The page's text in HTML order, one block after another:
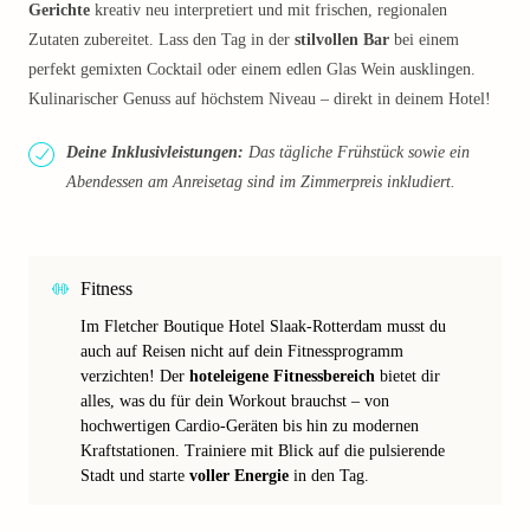
Gerichte kreativ neu interpretiert und mit frischen, regionalen
Zutaten zubereitet. Lass den Tag in der stilvollen Bar bei einem
perfekt gemixten Cocktail oder einem edlen Glas Wein ausklingen.
Kulinarischer Genuss auf höchstem Niveau – direkt in deinem Hotel!
Deine Inklusivleistungen: Das tägliche Frühstück sowie ein
Abendessen am Anreisetag sind im Zimmerpreis inkludiert.
Fitness
Im Fletcher Boutique Hotel Slaak-Rotterdam musst du
auch auf Reisen nicht auf dein Fitnessprogramm
verzichten! Der hoteleigene Fitnessbereich bietet dir
alles, was du für dein Workout brauchst – von
hochwertigen Cardio-Geräten bis hin zu modernen
Kraftstationen. Trainiere mit Blick auf die pulsierende
Stadt und starte voller Energie in den Tag.